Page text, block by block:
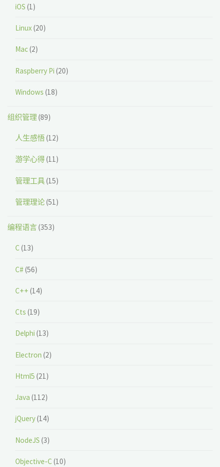
iOS (1)
Linux(20)
Mac(2)
Raspberry Pi (20)
Windows (18)
组织管理(89)
人生感悟(12)
游学心得(11)
管理工具(15)
管理理论(51)
编程语言(353)
C (13)
C# (56)
C++ (14)
Cts (19)
Delphi (13)
Electron (2)
Html5 (21)
Java (112)
jQuery(14)
NodeJS (3)
Objective-C (10)